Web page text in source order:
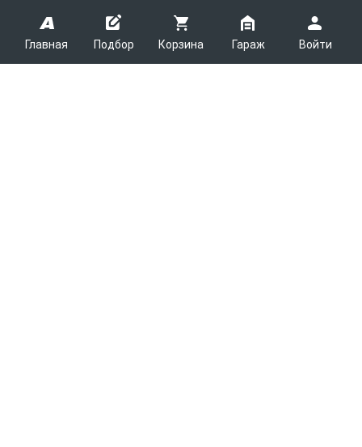
Главная Подбор Корзина Гараж Войти